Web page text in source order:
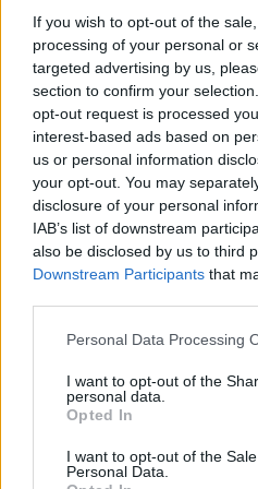
If you wish to opt-out of the
processing of your personal or
targeted advertising by us,
section to confirm your
opt-out request is processed
interest-based ads based on
us or personal information
your opt-out. You may
disclosure of your personal
IAB’s list of downstream
also be disclosed by us to third
Downstream Participants that
Personal Data Processing
I want to opt-out of the
personal data.
Opted In
I want to opt-out of the
Personal Data.
Ακολουθήστε
facebook
Ακολουθήστε
twitter
ΣΧΕΤΙΚΗ
Εγγραφή
Αποδέχομαι τους
και την